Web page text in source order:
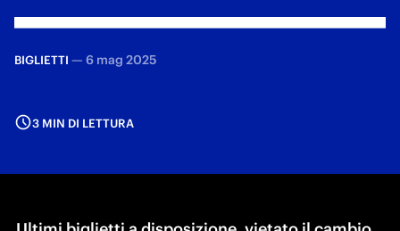
BIGLIETTI — 6 mag 2025
3 MIN DI LETTURA